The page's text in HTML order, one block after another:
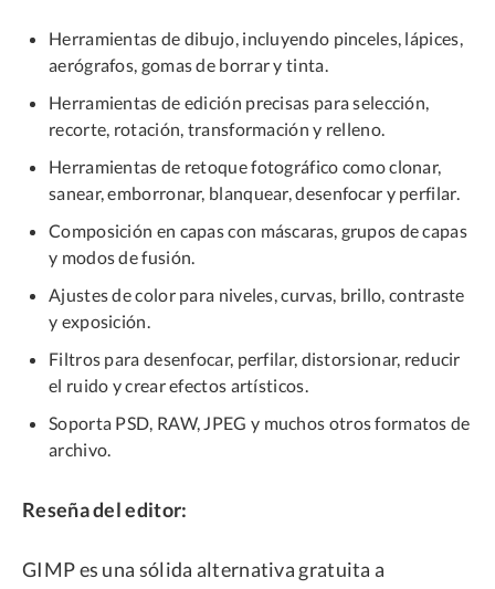
Herramientas de dibujo, incluyendo pinceles, lápices,
aerógrafos, gomas de borrar y tinta.
Herramientas de edición precisas para selección,
recorte, rotación, transformación y relleno.
Herramientas de retoque fotográfico como clonar,
sanear, emborronar, blanquear, desenfocar y perfilar.
Composición en capas con máscaras, grupos de capas
y modos de fusión.
Ajustes de color para niveles, curvas, brillo, contraste
y exposición.
Filtros para desenfocar, perfilar, distorsionar, reducir
el ruido y crear efectos artísticos.
Soporta PSD, RAW, JPEG y muchos otros formatos de
archivo.
Reseña del editor:
GIMP es una sólida alternativa gratuita a